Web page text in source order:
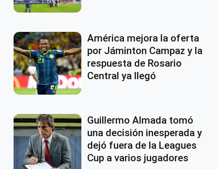
América mejora la oferta
por Jáminton Campaz y la
respuesta de Rosario
Central ya llegó
Guillermo Almada tomó
una decisión inesperada y
dejó fuera de la Leagues
Cup a varios jugadores